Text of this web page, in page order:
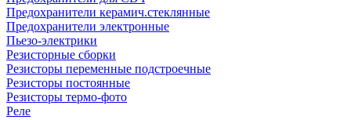
Предохранители керамич.стеклянные
Предохранители электронные
Пьезо-электрики
Резисторные сборки
Резисторы переменные подстроечные
Резисторы постоянные
Резисторы термо-фото
Реле